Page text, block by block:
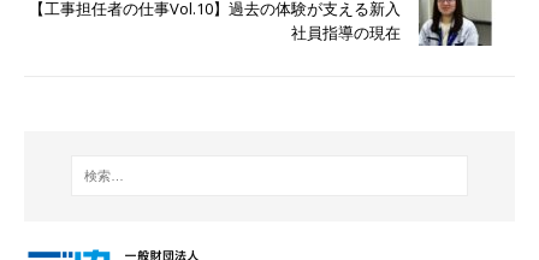
【工事担任者の仕事Vol.10】過去の体験が支える新入
社員指導の現在